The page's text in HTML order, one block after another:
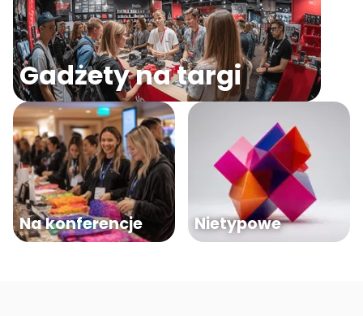
Gadżety na targi
Na konferencje Nietypowe